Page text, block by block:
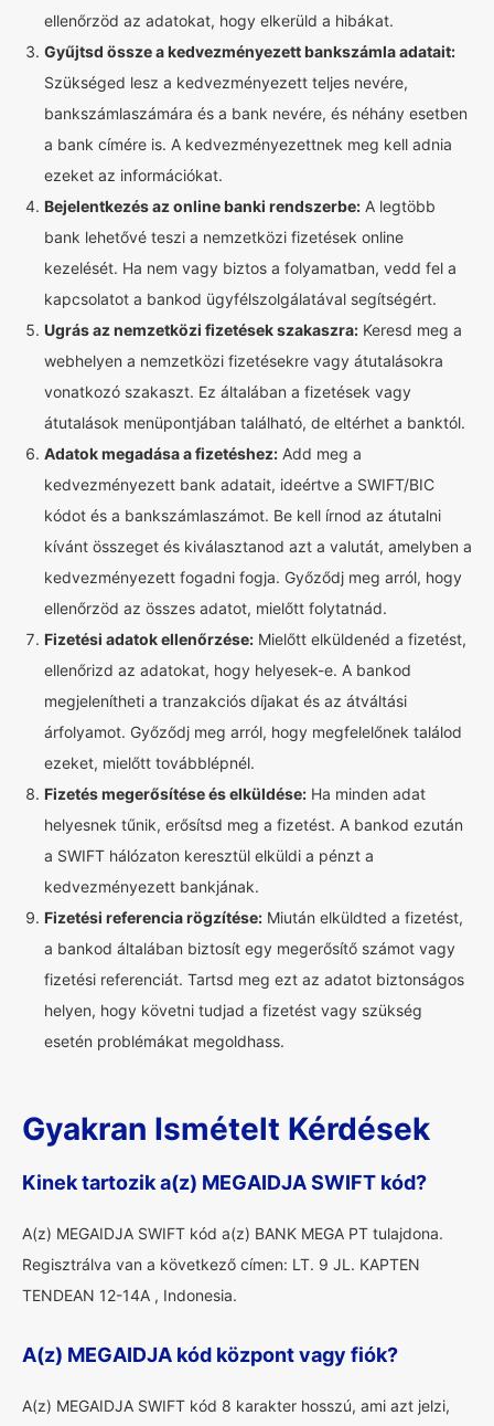
ellenőrzöd az adatokat, hogy elkerüld a hibákat.
Gyűjtsd össze a kedvezményezett bankszámla adatait:
Szükséged lesz a kedvezményezett teljes nevére,
bankszámlaszámára és a bank nevére, és néhány esetben
a bank címére is. A kedvezményezettnek meg kell adnia
ezeket az információkat.
Bejelentkezés az online banki rendszerbe: A legtöbb
bank lehetővé teszi a nemzetközi fizetések online
kezelését. Ha nem vagy biztos a folyamatban, vedd fel a
kapcsolatot a bankod ügyfélszolgálatával segítségért.
Ugrás az nemzetközi fizetések szakaszra: Keresd meg a
webhelyen a nemzetközi fizetésekre vagy átutalásokra
vonatkozó szakaszt. Ez általában a fizetések vagy
átutalások menüpontjában található, de eltérhet a banktól.
Adatok megadása a fizetéshez: Add meg a
kedvezményezett bank adatait, ideértve a SWIFT/BIC
kódot és a bankszámlaszámot. Be kell írnod az átutalni
kívánt összeget és kiválasztanod azt a valutát, amelyben a
kedvezményezett fogadni fogja. Győződj meg arról, hogy
ellenőrzöd az összes adatot, mielőtt folytatnád.
Fizetési adatok ellenőrzése: Mielőtt elküldenéd a fizetést,
ellenőrizd az adatokat, hogy helyesek-e. A bankod
megjelenítheti a tranzakciós díjakat és az átváltási
árfolyamot. Győződj meg arról, hogy megfelelőnek találod
ezeket, mielőtt továbblépnél.
Fizetés megerősítése és elküldése: Ha minden adat
helyesnek tűnik, erősítsd meg a fizetést. A bankod ezután
a SWIFT hálózaton keresztül elküldi a pénzt a
kedvezményezett bankjának.
Fizetési referencia rögzítése: Miután elküldted a fizetést,
a bankod általában biztosít egy megerősítő számot vagy
fizetési referenciát. Tartsd meg ezt az adatot biztonságos
helyen, hogy követni tudjad a fizetést vagy szükség
esetén problémákat megoldhass.
Gyakran Ismételt Kérdések
Kinek tartozik a(z) MEGAIDJA SWIFT kód?
A(z) MEGAIDJA SWIFT kód a(z) BANK MEGA PT tulajdona.
Regisztrálva van a következő címen: LT. 9 JL. KAPTEN
TENDEAN 12-14A , Indonesia.
A(z) MEGAIDJA kód központ vagy fiók?
A(z) MEGAIDJA SWIFT kód 8 karakter hosszú, ami azt jelzi,